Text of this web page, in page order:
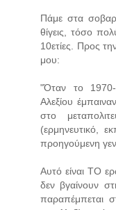
Πάμε στα
θίγεις, τόσο
10ετίες. Προς
μου:
"Όταν το 1970-
Αλεξίου
στο
(ερμηνευτικό,
προηγούμενη
Αυτό είναι ΤΟ
δεν βγαίνουν
παραπέμπεται